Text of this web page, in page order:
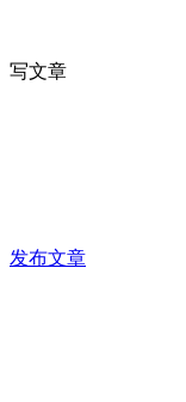
写文章
发布文章